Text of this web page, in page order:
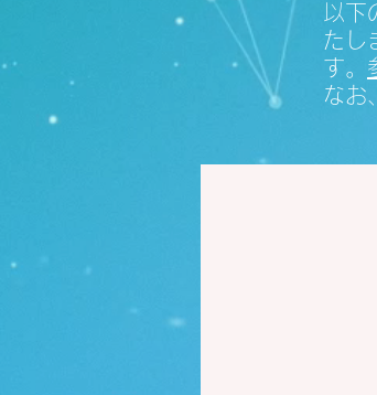
以
たし
す。
なお